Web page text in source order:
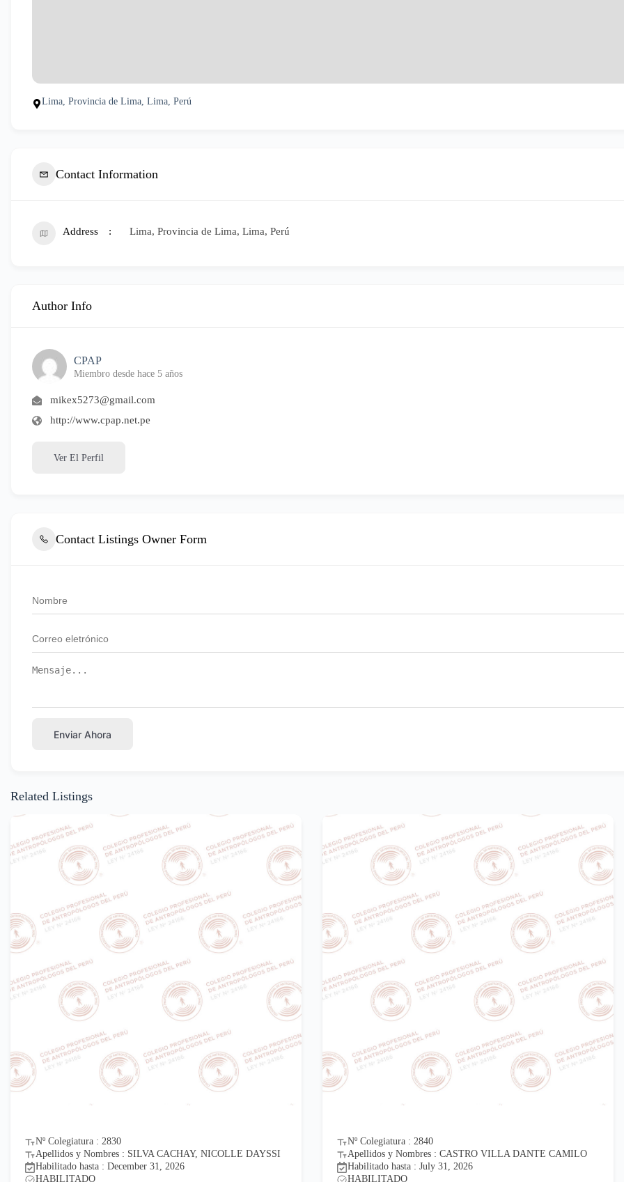
Lima, Provincia de Lima, Lima, Perú
Contact Information
Address Lima, Provincia de Lima, Lima, Perú
Author Info
CPAP
Miembro desde hace 5 años
mikex5273@gmail.com
http://www.cpap.net.pe
Ver El Perfil
Contact Listings Owner Form
Enviar Ahora
Related Listings
Nº Colegiatura : 2830
Apellidos y Nombres : SILVA CACHAY, NICOLLE DAYSSI
Habilitado hasta : December 31, 2026
HABILITADO
Nº Colegiatura : 2840
Apellidos y Nombres : CASTRO VILLA DANTE CAMILO
Habilitado hasta : July 31, 2026
HABILITADO